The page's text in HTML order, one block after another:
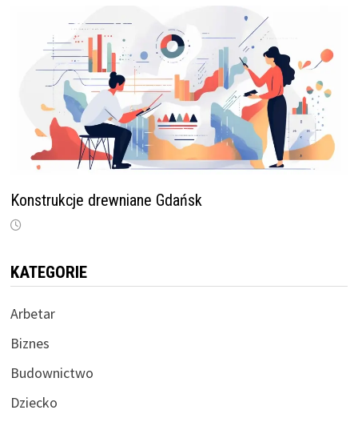
Konstrukcje drewniane Gdańsk
KATEGORIE
Arbetar
Biznes
Budownictwo
Dziecko